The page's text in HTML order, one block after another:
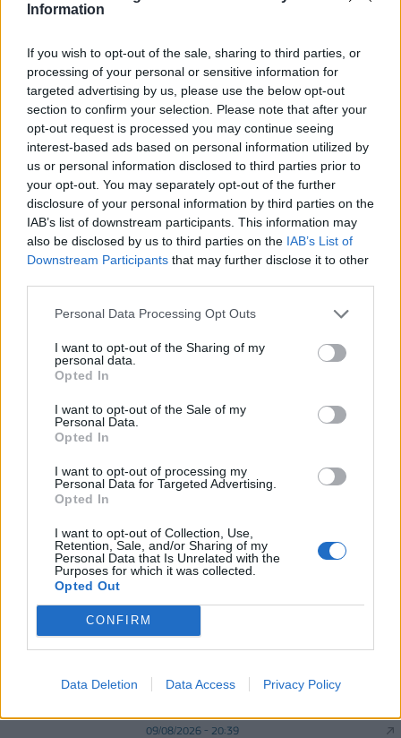
Information
If you wish to opt-out of the sale, sharing to third parties, or
processing of your personal or sensitive information for
targeted advertising by us, please use the below opt-out
section to confirm your selection. Please note that after your
opt-out request is processed you may continue seeing
interest-based ads based on personal information utilized by
us or personal information disclosed to third parties prior to
your opt-out. You may separately opt-out of the further
disclosure of your personal information by third parties on the
IAB’s list of downstream participants. This information may
also be disclosed by us to third parties on the IAB’s List of
Downstream Participants that may further disclose it to other
Personal Data Processing Opt Outs
I want to opt-out of the Sharing of my
personal data.
Opted In
I want to opt-out of the Sale of my
Personal Data.
Opted In
I want to opt-out of processing my
Personal Data for Targeted Advertising.
Opted In
I want to opt-out of Collection, Use,
Retention, Sale, and/or Sharing of my
Personal Data that Is Unrelated with the
Purposes for which it was collected.
Opted Out
CONFIRM
Data Deletion Data Access Privacy Policy
πινακίδων κυκλοφορίας - Τέλος στις χρονοβόρες
διαδικασίες
09/08/2026 - 11:18 ΕΛΛΑΔΑ
Στα 15 δισ. ευρώ ο στόχος για νέα δάνεια το 2026
- Η «ακτινογραφία» της κερδοφορίας των
τραπεζών το α΄ εξάμηνο
09/08/2026 - 10:52 ΤΡΑΠΕΖΕΣ
Αλ. Τσίπρας: Στις 2 Σεπτεμβρίου η παρουσίαση του
οικονομικού προγράμματος της ΕΛ.Α.Σ. στη
ανταγωνιστές – Άνοδος μεριδίων σε 9 από 11
κλάδους (Εθνική Τράπεζα)
Από τη Δυτική Αττική στη Νότια Γαλλία : Οι
εμπειρίες Ελλήνων και Γάλλων πυροσβεστών από
τα πύρινα μέτωπα
09/08/2026 - 12:08 ΚΟΣΜΟΣ
allstarbasket.gr
Μήτρου-Λονγκ, Τρέβορ Χάντζινς και
09/08/2026 - 20:39